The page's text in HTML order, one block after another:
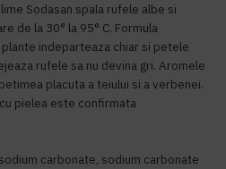
Sodasan spala rufele albe si
de la 30° la 95° C. Formula
indeparteaza chiar si petele
rufele sa nu devina gri. Aromele
placuta a teiului si a verbenei.
pielea este confirmata
carbonate, sodium carbonate